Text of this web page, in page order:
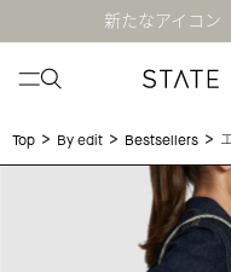
新たなアイコン
Top > By edit > Bestsellers >